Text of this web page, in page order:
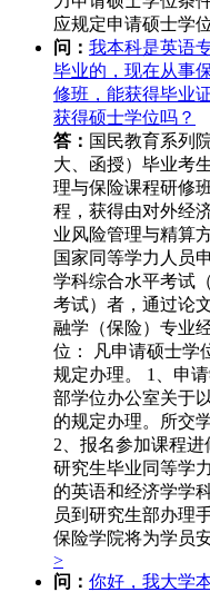
应规定申请硕士学位
问： 我本科是英语
毕业的，现在从事
修班，能获得毕业
获得硕士学位吗？
答： 国民教育系列
大、函授）毕业考
理与保险课程研修
程，获得由对外经
业风险管理与精算
国家同等学力人员
学科综合水平考试
考试）者，通过论
融学（保险）专业
位： 凡申请硕士学
规定办理。 1、申
部学位办公室关于
的规定办理。所交
2、报名参加课程
研究生毕业同等学
的英语和经济学学
员到研究生部办理
保险学院将为学员
>
问： 你好，我大学